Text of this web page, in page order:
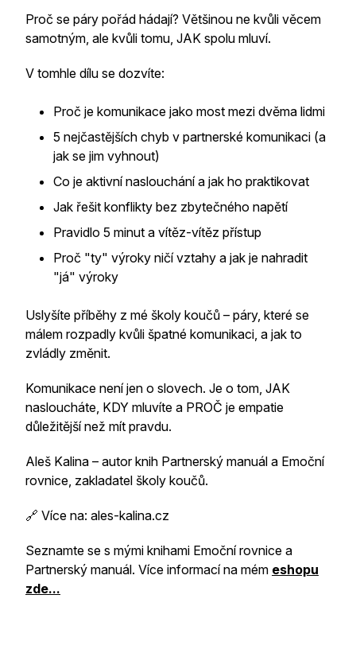
Proč se páry pořád hádají? Většinou ne kvůli věcem
samotným, ale kvůli tomu, JAK spolu mluví.
V tomhle dílu se dozvíte:
Proč je komunikace jako most mezi dvěma lidmi
5 nejčastějších chyb v partnerské komunikaci (a
jak se jim vyhnout)
Co je aktivní naslouchání a jak ho praktikovat
Jak řešit konflikty bez zbytečného napětí
Pravidlo 5 minut a vítěz-vítěz přístup
Proč "ty" výroky ničí vztahy a jak je nahradit
"já" výroky
Uslyšíte příběhy z mé školy koučů – páry, které se
málem rozpadly kvůli špatné komunikaci, a jak to
zvládly změnit.
Komunikace není jen o slovech. Je o tom, JAK
nasloucháte, KDY mluvíte a PROČ je empatie
důležitější než mít pravdu.
Aleš Kalina – autor knih Partnerský manuál a Emoční
rovnice, zakladatel školy koučů.
🔗 Více na: ales-kalina.cz
Seznamte se s mými knihami Emoční rovnice a
Partnerský manuál. Více informací na mém eshopu
zde...